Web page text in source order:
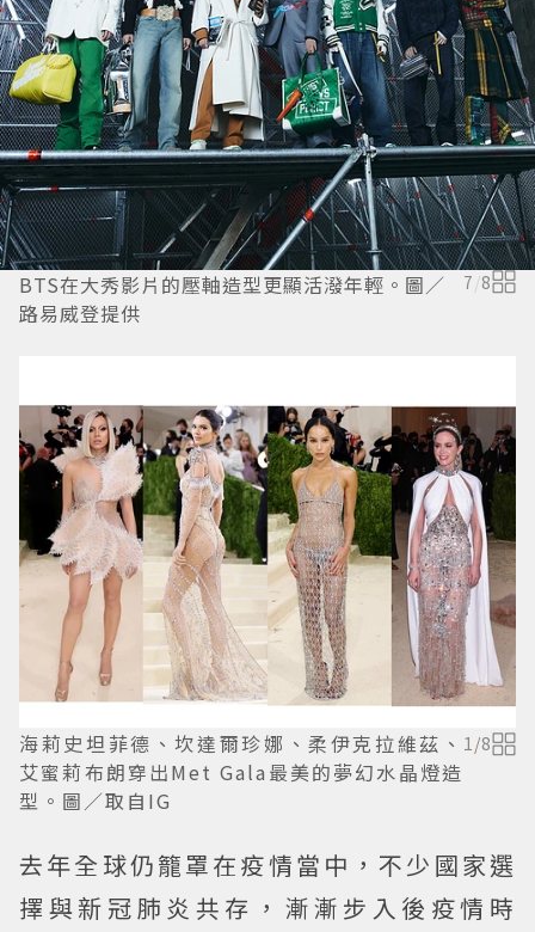
BTS在大秀影片的壓軸造型更顯活潑年輕。圖／
路易威登提供
7/8
海莉史坦菲德、坎達爾珍娜、柔伊克拉維茲、
艾蜜莉布朗穿出Met Gala最美的夢幻水晶燈造
型。圖／取自IG
1/8
去年全球仍籠罩在疫情當中，不少國家選
擇與新冠肺炎共存，漸漸步入後疫情時